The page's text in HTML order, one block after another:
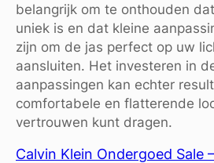
belangrijk om te onthouden
uniek is en dat kleine
zijn om de jas perfect op uw
aansluiten. Het investeren in
aanpassingen kan echter
comfortabele en flatterende
vertrouwen kunt dragen.
Calvin Klein Ondergoed Sale